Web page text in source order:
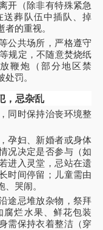
开（除非有特殊紧急
送葬队伍中插队、掉
的重视。
公共场所，严格遵守
规定，不随意焚烧纸
鞭炮（部分地区禁
罚。
，忌杂乱
同时保持治丧环境整
孕妇、新婚者或身体
况决定是否参与（如
进入灵堂，忌站在遗
时间停留；儿童需由
哭闹。
途忌堆放杂物，祭拜
腐烂水果、鲜花包装
需保持衣着整洁（穿